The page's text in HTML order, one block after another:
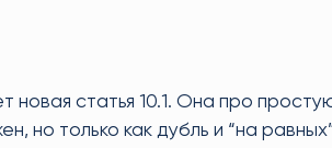
статья 10.1. Она про
но только как дубль и “на